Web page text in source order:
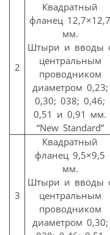
2
Квадратный
фланец 12,7×12,7
мм.
Штыри и вводы
центральным
проводником
диаметром 0,23;
0,30; 038; 0,46;
0,51 и 0,91 мм.
“New Standard”
3
Квадратный
фланец 9,5×9,5
мм.
Штыри и вводы
центральным
проводником
диаметром 0,30;